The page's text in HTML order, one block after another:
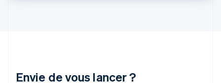
Envie de vous lancer ?
Deutsch English